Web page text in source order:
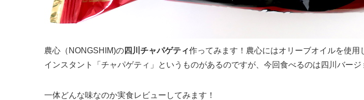
農心（NONGSHIM)の四川チャパゲティ作ってみます！農心にはオリーブオイルを使用
インスタント「チャパゲティ」というものがあるのですが、今回食べるのは四川バージ
一体どんな味なのか実食レビューしてみます！